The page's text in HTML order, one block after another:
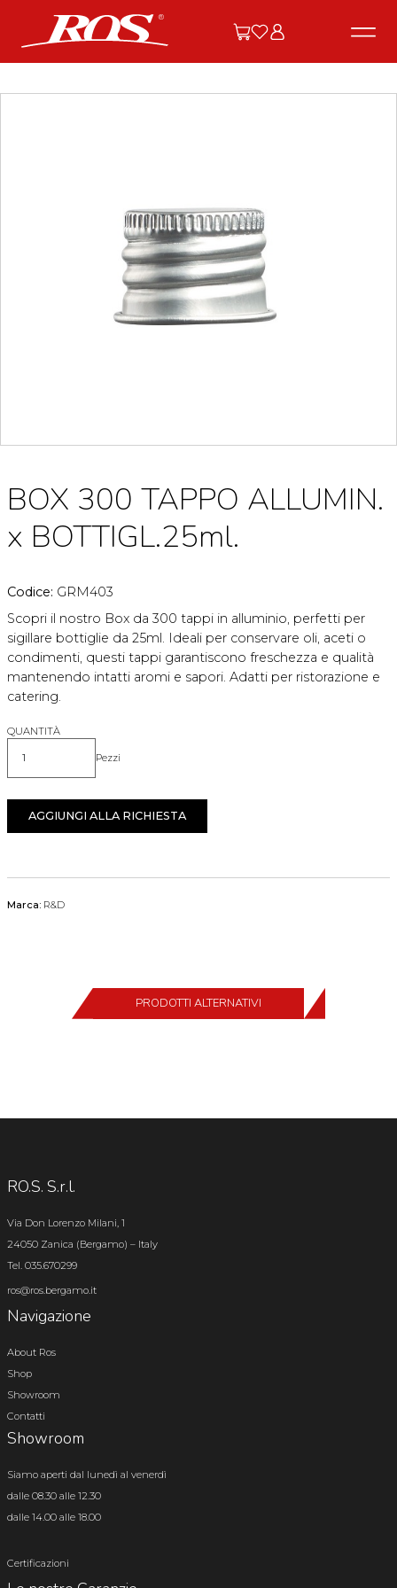
BOX 300 TAPPO ALLUMIN.
x BOTTIGL.25ml.
Codice: GRM403
Scopri il nostro Box da 300 tappi in alluminio, perfetti per
sigillare bottiglie da 25ml. Ideali per conservare oli, aceti o
condimenti, questi tappi garantiscono freschezza e qualità
mantenendo intatti aromi e sapori. Adatti per ristorazione e
catering.
QUANTITÀ
Quantità Pezzi
AGGIUNGI ALLA RICHIESTA
Marca: R&D
PRODOTTI ALTERNATIVI
RO.S. S.r.l.
Via Don Lorenzo Milani, 1
24050 Zanica (Bergamo) – Italy
Tel. 035.670299
ros@ros.bergamo.it
Navigazione
About Ros
Shop
Showroom
Contatti
Showroom
Siamo aperti dal lunedì al venerdì
dalle 08.30 alle 12.30
dalle 14.00 alle 18.00
Certificazioni